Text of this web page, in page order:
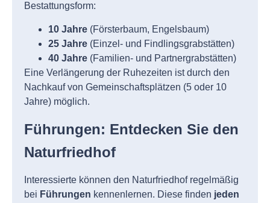
Bestattungsform:
10 Jahre (Försterbaum, Engelsbaum)
25 Jahre (Einzel- und Findlingsgrabstätten)
40 Jahre (Familien- und Partnergrabstätten)
Eine Verlängerung der Ruhezeiten ist durch den
Nachkauf von Gemeinschaftsplätzen (5 oder 10
Jahre) möglich.
Führungen: Entdecken Sie den
Naturfriedhof
Interessierte können den Naturfriedhof regelmäßig
bei Führungen kennenlernen. Diese finden jeden